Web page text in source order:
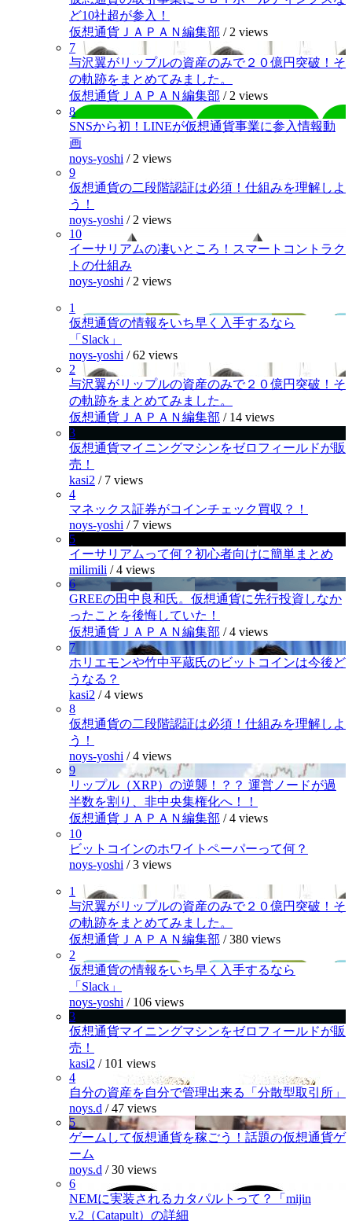
ど10社超が参入！
仮想通貨ＪＡＰＡＮ編集部 / 2 views
7
与沢翼がリップルの資産のみで２０億円突破！そ
の軌跡をまとめてみました。
仮想通貨ＪＡＰＡＮ編集部 / 2 views
8
SNSから初！LINEが仮想通貨事業に参入情報動
画
noys-yoshi / 2 views
9
仮想通貨の二段階認証は必須！仕組みを理解しよ
う！
noys-yoshi / 2 views
10
イーサリアムの凄いところ！スマートコントラク
トの仕組み
noys-yoshi / 2 views
1
仮想通貨の情報をいち早く入手するなら
「Slack」
noys-yoshi /62 views
2
与沢翼がリップルの資産のみで２０億円突破！そ
の軌跡をまとめてみました。
仮想通貨ＪＡＰＡＮ編集部 / 14 views
3
仮想通貨マイニングマシンをゼロフィールドが販
売！
kasi2 / 7 views
4
マネックス証券がコインチェック買収？！
noys-yoshi / 7 views
5
イーサリアムって何？初心者向けに簡単まとめ
milimili /4 views
6
GREEの田中良和氏。仮想通貨に先行投資しなか
ったことを後悔していた！
仮想通貨ＪＡＰＡＮ編集部 /4 views
7
ホリエモンや竹中平蔵氏のビットコインは今後ど
うなる？
kasi2 /4 views
8
仮想通貨の二段階認証は必須！仕組みを理解しよ
う！
noys-yoshi /4 views
9
リップル（XRP）の逆襲！？？ 運営ノードが過
半数を割り、非中央集権化へ！！
仮想通貨ＪＡＰＡＮ編集部 /4 views
10
ビットコインのホワイトペーパーって何？
noys-yoshi /3 views
1
与沢翼がリップルの資産のみで２０億円突破！そ
の軌跡をまとめてみました。
仮想通貨ＪＡＰＡＮ編集部 /380 views
2
仮想通貨の情報をいち早く入手するなら
「Slack」
noys-yoshi / 106 views
3
仮想通貨マイニングマシンをゼロフィールドが販
売！
kasi2 / 101 views
4
自分の資産を自分で管理出来る「分散型取引所」
noys.d /47 views
5
ゲームして仮想通貨を稼ごう！話題の仮想通貨ゲ
ーム
noys.d /30 views
6
NEMに実装されるカタパルトって？「mijin
v.2（Catapult）の詳細